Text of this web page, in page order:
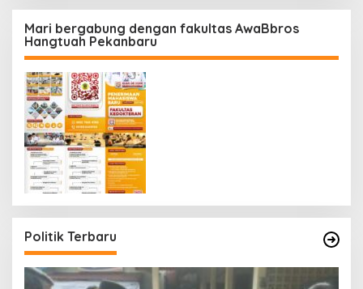
Mari bergabung dengan fakultas AwaBbros
Hangtuah Pekanbaru
Politik Terbaru